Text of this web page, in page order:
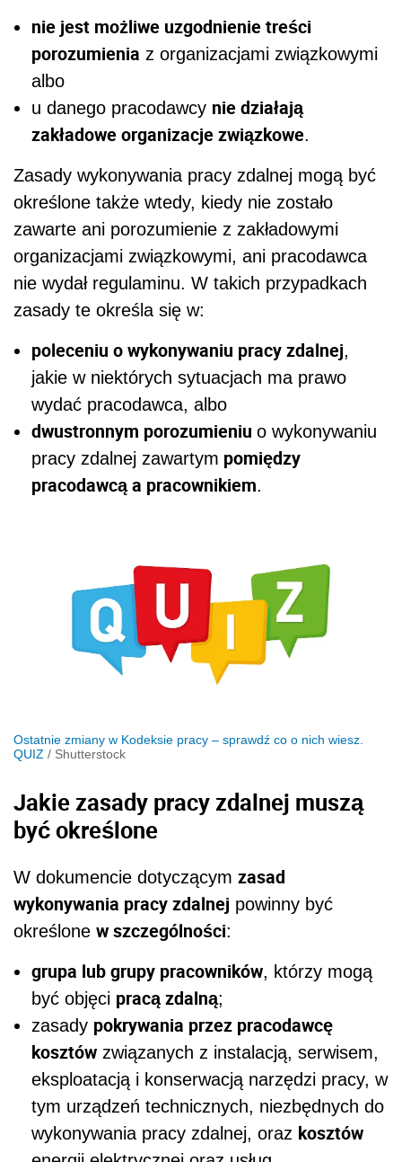
nie jest możliwe uzgodnienie treści
porozumienia z organizacjami związkowymi
albo
u danego pracodawcy nie działają
zakładowe organizacje związkowe.
Zasady wykonywania pracy zdalnej mogą być
określone także wtedy, kiedy nie zostało
zawarte ani porozumienie z zakładowymi
organizacjami związkowymi, ani pracodawca
nie wydał regulaminu. W takich przypadkach
zasady te określa się w:
poleceniu o wykonywaniu pracy zdalnej,
jakie w niektórych sytuacjach ma prawo
wydać pracodawca, albo
dwustronnym porozumieniu o wykonywaniu
pracy zdalnej zawartym pomiędzy
pracodawcą a pracownikiem.
Ostatnie zmiany w Kodeksie pracy – sprawdź co o nich wiesz.
QUIZ / Shutterstock
Jakie zasady pracy zdalnej muszą
być określone
W dokumencie dotyczącym zasad
wykonywania pracy zdalnej powinny być
określone w szczególności:
grupa lub grupy pracowników, którzy mogą
być objęci pracą zdalną;
zasady pokrywania przez pracodawcę
kosztów związanych z instalacją, serwisem,
eksploatacją i konserwacją narzędzi pracy, w
tym urządzeń technicznych, niezbędnych do
wykonywania pracy zdalnej, oraz kosztów